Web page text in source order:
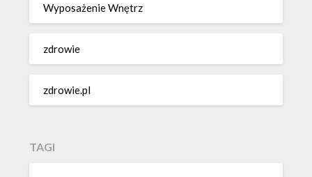
Wyposażenie Wnętrz
zdrowie
zdrowie.pl
TAGI